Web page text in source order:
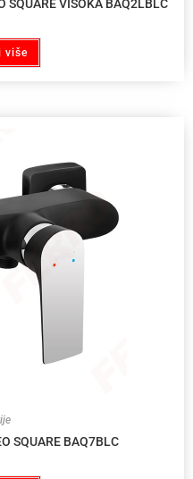
SQUARE VISOKA BAQ2LBLC
više
SQUARE BAQ7BLC